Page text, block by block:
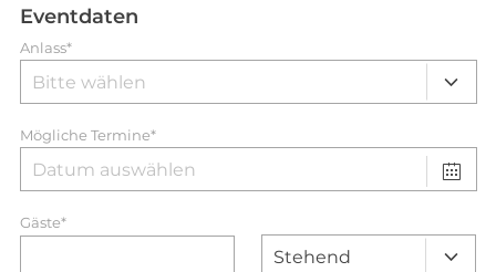
Eventdaten
Anlass*
Mögliche Termine*
Gäste*